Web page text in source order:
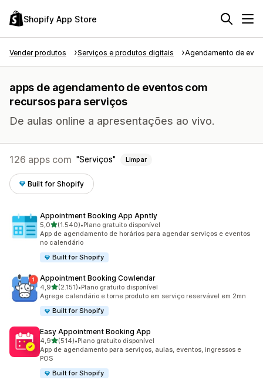
Shopify App Store
Vender produtos Serviços e produtos digitais Agendamento de
apps de agendamento de eventos com
recursos para serviços
De aulas online a apresentações ao vivo.
126 apps com Serviços Limpar
Built for Shopify
Appointment Booking App Apntly
5,0de 5 estrelas
(1.540)
1540 avaliações ao todo
•Plano gratuito disponível
App de agendamento de horários para agendar serviços e eventos
no calendário
Built for Shopify
Appointment Booking Cowlendar
4,9de 5 estrelas
(2.151)
2151 avaliações ao todo
•Plano gratuito disponível
Agrege calendário e torne produto em serviço reservável em 2mn
Built for Shopify
Easy Appointment Booking App
4,9de 5 estrelas
(514)
514 avaliações ao todo
•Plano gratuito disponível
App de agendamento para serviços, aulas, eventos, ingressos e
POS
Built for Shopify